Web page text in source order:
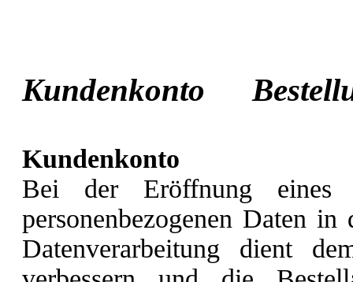
Kundenkonto
Kundenkonto
Bei der Eröffnung eines
personenbezogenen Daten
Datenverarbeitung dient